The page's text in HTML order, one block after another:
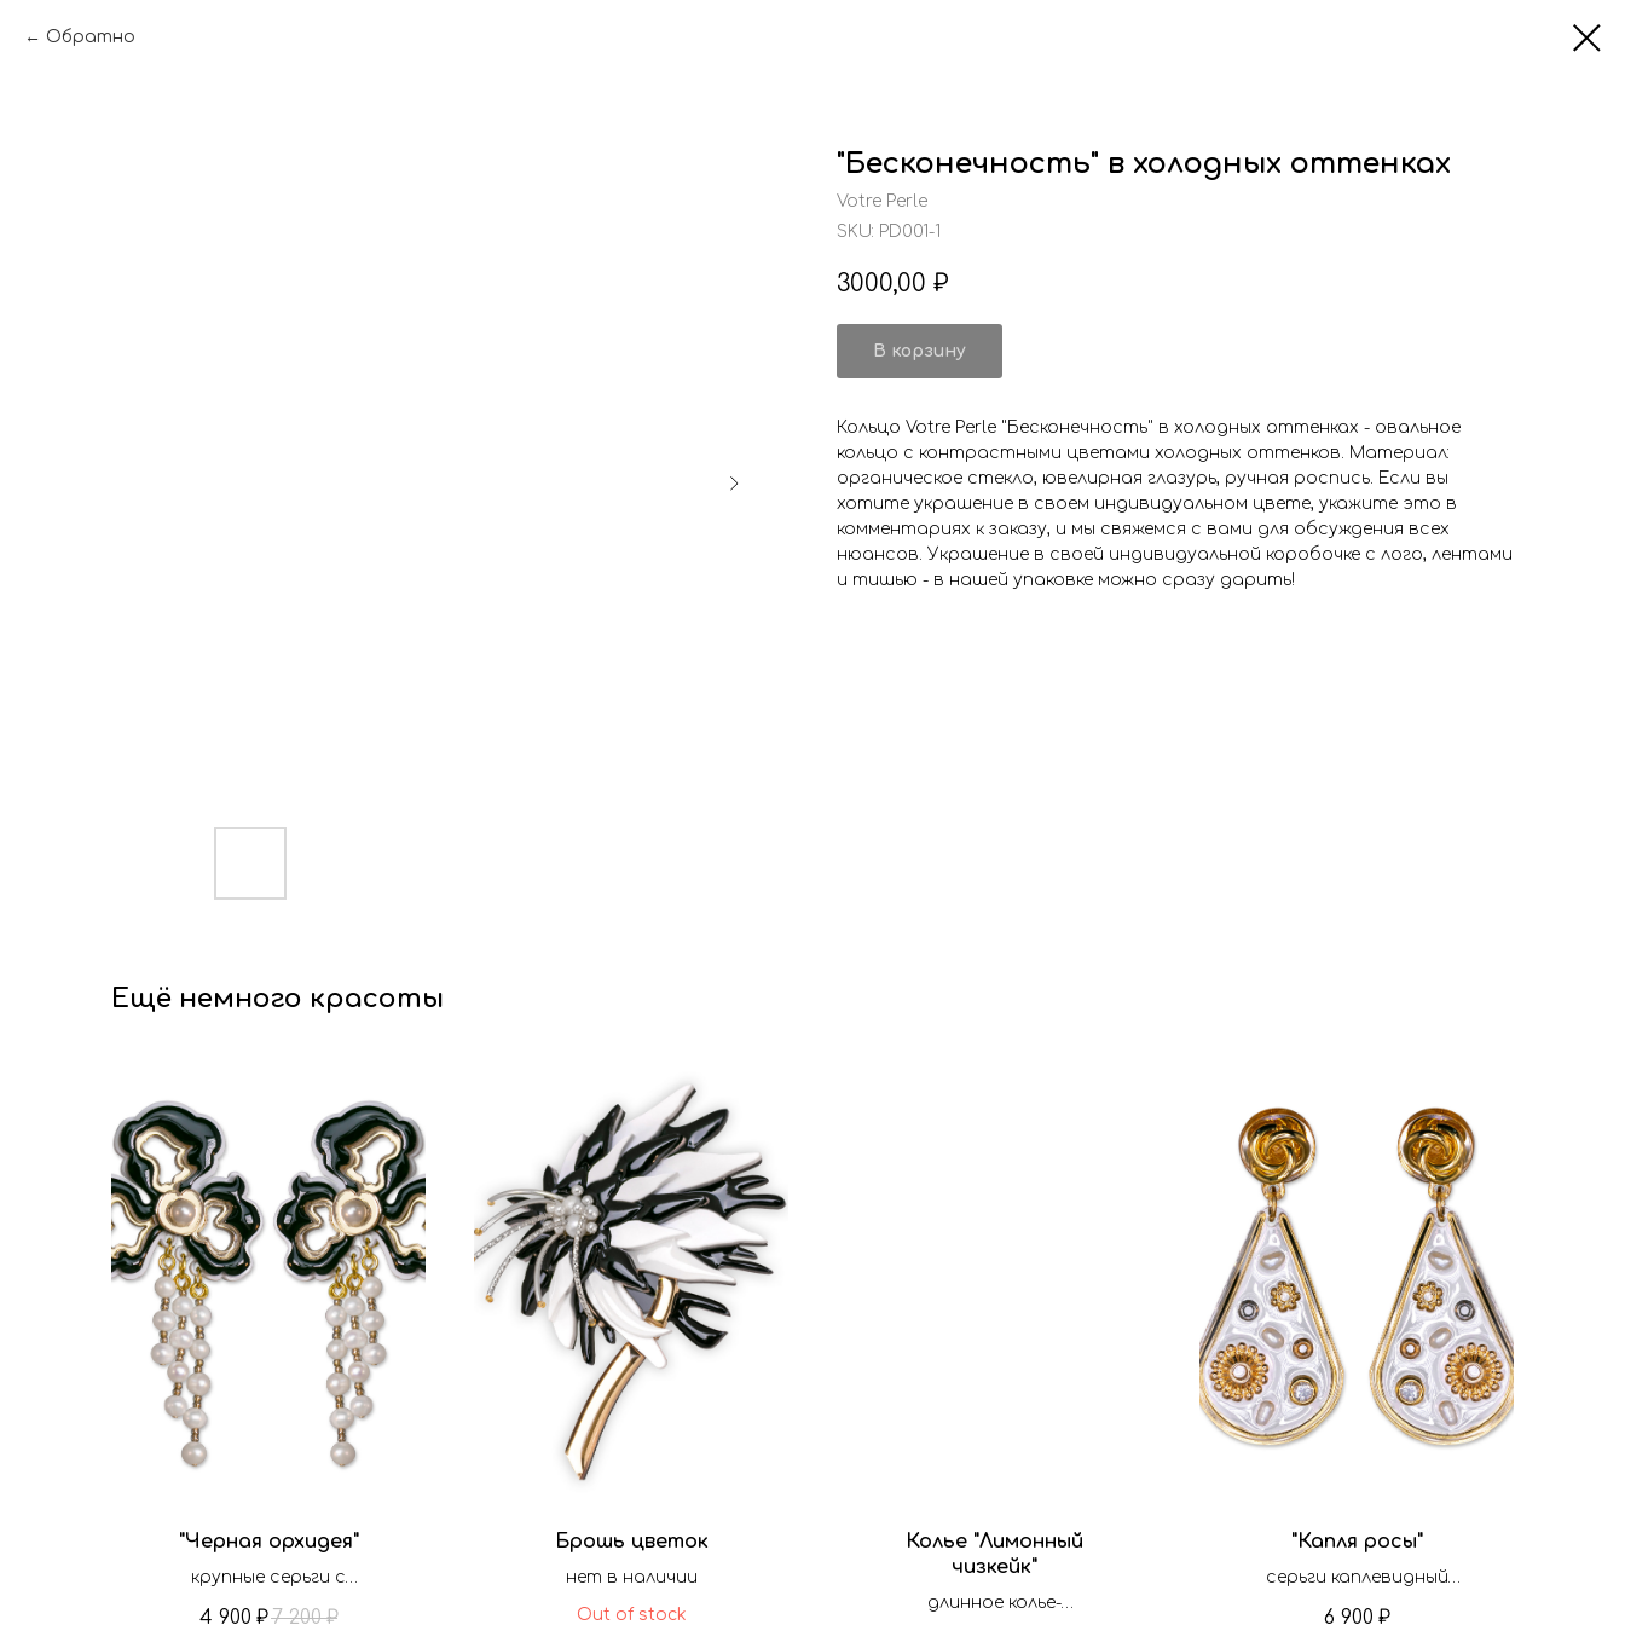
Обратно
"Бесконечность" в холодных оттенках
Votre Perle
SKU: PD001-1
3000,00 ₽
В корзину
Кольцо Votre Perle "Бесконечность" в холодных оттенках - овальное
кольцо с контрастными цветами холодных оттенков. Материал:
органическое стекло, ювелирная глазурь, ручная роспись. Если вы
хотите украшение в своем индивидуальном цвете, укажите это в
комментариях к заказу, и мы свяжемся с вами для обсуждения всех
нюансов. Украшение в своей индивидуальной коробочке с лого, лентами
и тишью - в нашей упаковке можно сразу дарить!
Ещё немного красоты
"Черная орхидея"
крупные серьги с
4 900 ₽7 200 ₽
Брошь цветок
нет в наличии
Out of stock
Колье "Лимонный
чизкейк"
длинное колье-
"Капля росы"
серьги каплевидный
6 900 ₽